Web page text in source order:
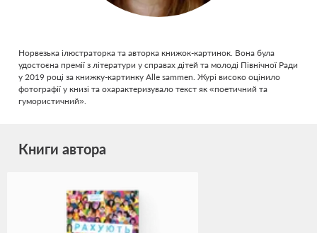
Норвезька ілюстраторка та авторка книжок-картинок. Вона була
удостоєна премії з літератури у справах дітей та молоді Північної Ради
у 2019 році за книжку-картинку Alle sammen. Журі високо оцінило
фотографії у книзі та охарактеризувало текст як «поетичний та
гумористичний».
Книги автора